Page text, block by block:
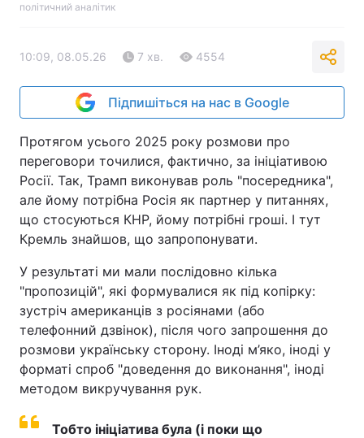
політичний аналітик
10:09, 08.05.26 7 хв. 4554
Підпишіться на нас в Google
Протягом усього 2025 року розмови про
переговори точилися, фактично, за ініціативою
Росії. Так, Трамп виконував роль "посередника",
але йому потрібна Росія як партнер у питаннях,
що стосуються КНР, йому потрібні гроші. І тут
Кремль знайшов, що запропонувати.
У результаті ми мали послідовно кілька
"пропозицій", які формувалися як під копірку:
зустріч американців з росіянами (або
телефонний дзвінок), після чого запрошення до
розмови українську сторону. Іноді м’яко, іноді у
форматі спроб "доведення до виконання", іноді
методом викручування рук.
Тобто ініціатива була (і поки що